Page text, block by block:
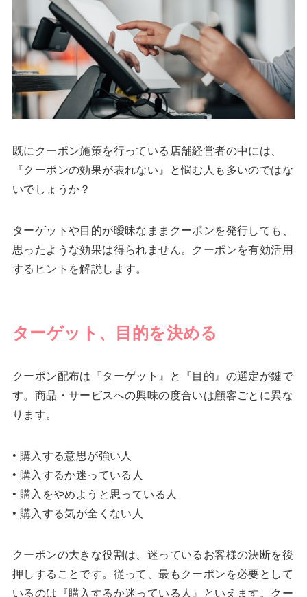
既にクーポン施策を行っている店舗経営者の中には、
『クーポンの効果が表れない』と悩む人も多いのではな
いでしょうか？
ターゲットや目的が曖昧なままクーポンを発行しても、
思ったような効果は得られません。クーポンを有効活用
するヒントを解説します。
ターゲット、目的を決める
クーポン配布は『ターゲット』と『目的』の選定が鍵で
す。商品・サービスへの興味の度合いは顧客ごとに異な
ります。
• 購入する意思が強い人
• 購入するか迷っている人
• 購入をやめようと思っている人
• 購入する気が全くない人
クーポンの大きな役割は、迷っているお客様の決断を後
押しすることです。従って、最もクーポンを必要として
いるのは『購入するか迷っている人』といえます。クー